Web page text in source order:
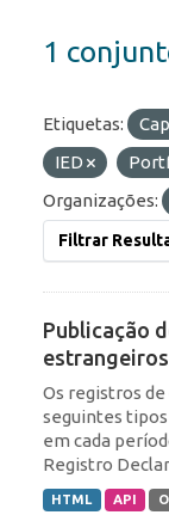
1
Etiquetas:
IED
Organizações:
Filtrar
Publicação
estrangeiros
Os registros
seguintes tipos
em cada
Registro
HTML API